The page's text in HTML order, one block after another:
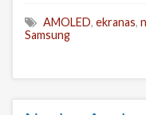
AMOLED, ekranas,
Samsung